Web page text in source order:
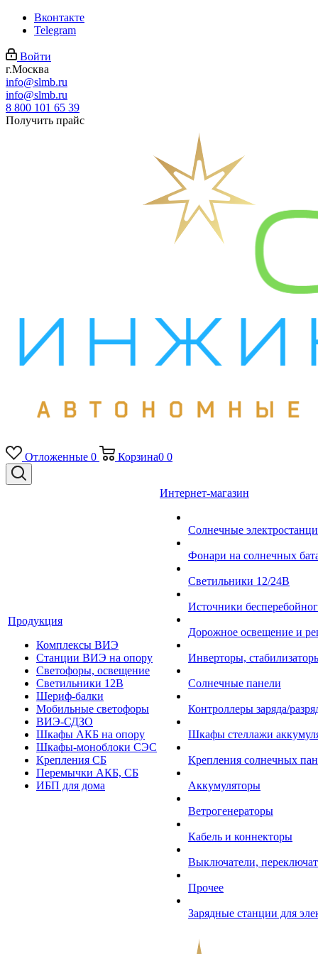
Вконтакте
Telegram
Войти
г.Москва
info@slmb.ru
info@slmb.ru
8 800 101 65 39
Получить прайс
Отложенные 0 Корзина0 0
Продукция
Комплексы ВИЭ
Станции ВИЭ на опору
Светофоры, освещение
Светильники 12В
Шериф-балки
Мобильные светофоры
ВИЭ-СДЗО
Шкафы АКБ на опору
Шкафы-моноблоки СЭС
Крепления СБ
Перемычки АКБ, СБ
ИБП для дома
Интернет-магазин
Солнечные
Фонари на солнечных
Светильники 12/24В
Источники
Дорожное освещение и
Инверторы,
Солнечные панели
Контроллеры заряда/
Шкафы стеллажи
Крепления солнечных
Аккумуляторы
Ветрогенераторы
Кабель и коннекторы
Выключатели,
Прочее
Зарядные станции для